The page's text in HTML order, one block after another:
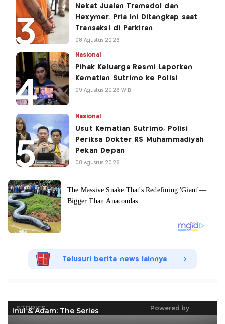
Nekat Jualan Tramadol dan
Hexymer, Pria Ini Ditangkap saat
Transaksi di Parkiran
08 Agustus 2026
Nasional
Pihak Keluarga Resmi Laporkan
Kematian Sutrimo ke Polisi
09 Agustus 2026 WIB
Nasional
Usut Kematian Sutrimo, Polisi
Periksa Dokter RS Muhammadiyah
Pekan Depan
08 Agustus 2026
Telusuri berita news lainnya